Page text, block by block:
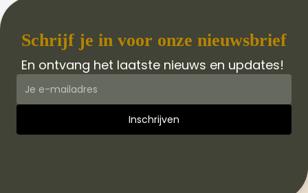
Schrijf je in voor onze nieuwsbrief
En ontvang het laatste nieuws en updates!